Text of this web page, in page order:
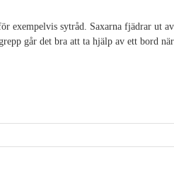
exempelvis sytråd. Saxarna fjädrar ut
går det bra att ta hjälp av ett bord